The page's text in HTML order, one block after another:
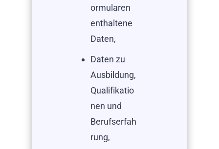
ormularen
enthaltene
Daten,
Daten zu
Ausbildung,
Qualifikatio
nen und
Berufserfah
rung,